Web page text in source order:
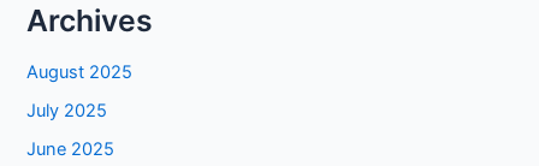
Archives
August 2025
July 2025
June 2025